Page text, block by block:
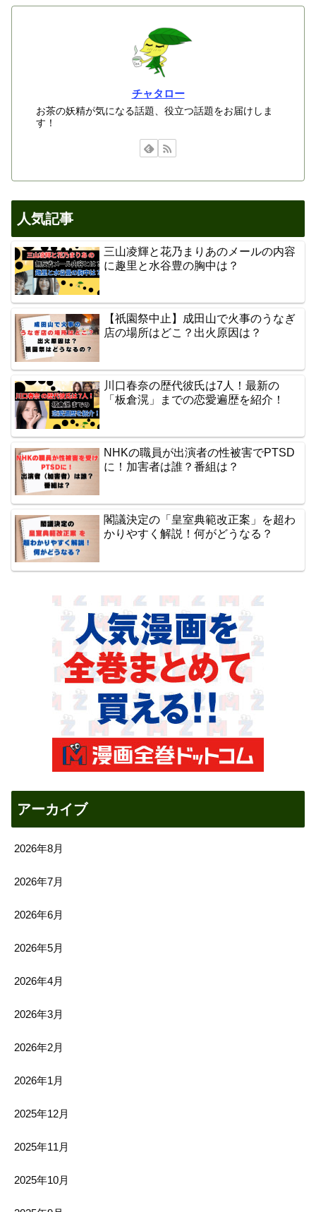
チャタロー
お茶の妖精が気になる話題、役立つ話題をお届けしま
す！
人気記事
三山凌輝と花乃まりあのメールの内容
に趣里と水谷豊の胸中は？
【祇園祭中止】成田山で火事のうなぎ
店の場所はどこ？出火原因は？
川口春奈の歴代彼氏は7人！最新の
「板倉滉」までの恋愛遍歴を紹介！
NHKの職員が出演者の性被害でPTSD
に！加害者は誰？番組は？
閣議決定の「皇室典範改正案」を超わ
かりやすく解説！何がどうなる？
アーカイブ
2026年8月
2026年7月
2026年6月
2026年5月
2026年4月
2026年3月
2026年2月
2026年1月
2025年12月
2025年11月
2025年10月